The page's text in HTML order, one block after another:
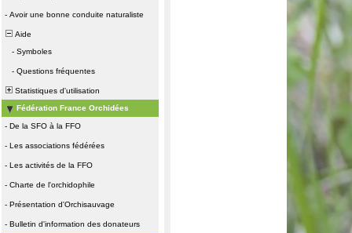
- Avoir une bonne conduite naturaliste
Aide
- Symboles
- Questions fréquentes
Statistiques d'utilisation
Fédération France Orchidées
- De la SFO à la FFO
- Les associations fédérées
- Les activités de la FFO
- Charte de l'orchidophile
- Présentation d'Orchisauvage
- Bulletin d'information des donateurs